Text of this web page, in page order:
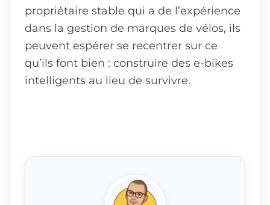
propriétaire stable qui a de l’expérience
dans la gestion de marques de vélos, ils
peuvent espérer se recentrer sur ce
qu’ils font bien : construire des e-bikes
intelligents au lieu de survivre.